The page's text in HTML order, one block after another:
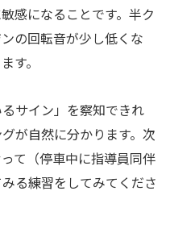
感になることです。半ク
の回転音が少し低くな
す。
サイン」を察知できれ
が自然に分かります。次
て（停車中に指導員同伴
る練習をしてみてくださ